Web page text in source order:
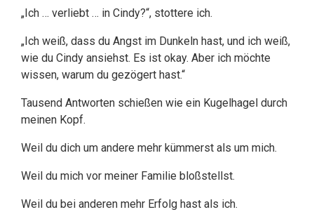
„Ich … verliebt … in Cindy?“, stottere ich.
„Ich weiß, dass du Angst im Dunkeln hast, und ich weiß,
wie du Cindy ansiehst. Es ist okay. Aber ich möchte
wissen, warum du gezögert hast.“
Tausend Antworten schießen wie ein Kugelhagel durch
meinen Kopf.
Weil du dich um andere mehr kümmerst als um mich.
Weil du mich vor meiner Familie bloßstellst.
Weil du bei anderen mehr Erfolg hast als ich.